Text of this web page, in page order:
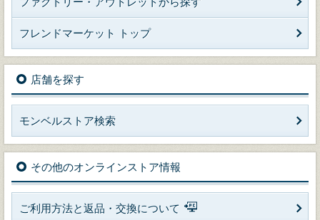
フレンドマーケット トップ
店舗を探す
モンベルストア検索
その他のオンラインストア情報
ご利用方法と返品・交換について